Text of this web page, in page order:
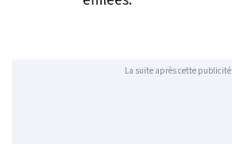
La suite après cette publicité